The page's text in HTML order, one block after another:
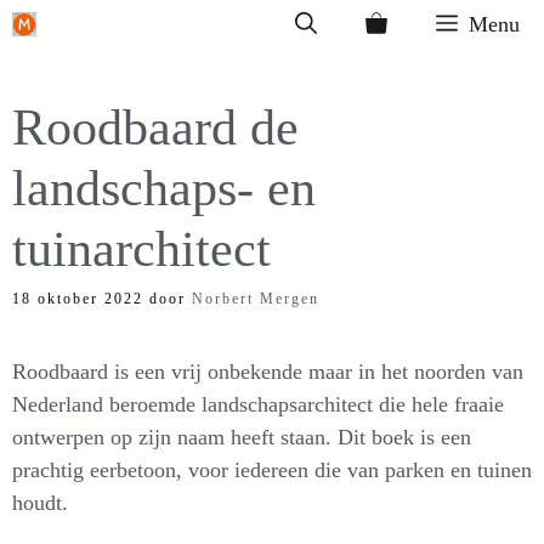
Ga
inhoud
Menu
Roodbaard de
landschaps- en
tuinarchitect
18 oktober 2022 door Norbert Mergen
Roodbaard is een vrij onbekende maar in het noorden van
Nederland beroemde landschapsarchitect die hele fraaie
ontwerpen op zijn naam heeft staan. Dit boek is een
prachtig eerbetoon, voor iedereen die van parken en tuinen
houdt.